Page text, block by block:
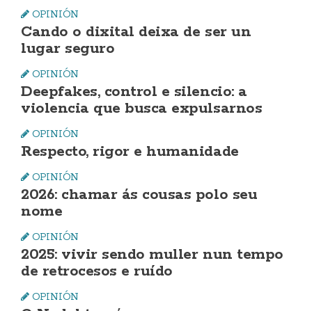
OPINIÓN
Cando o dixital deixa de ser un
lugar seguro
OPINIÓN
Deepfakes, control e silencio: a
violencia que busca expulsarnos
OPINIÓN
Respecto, rigor e humanidade
OPINIÓN
2026: chamar ás cousas polo seu
nome
OPINIÓN
2025: vivir sendo muller nun tempo
de retrocesos e ruído
OPINIÓN